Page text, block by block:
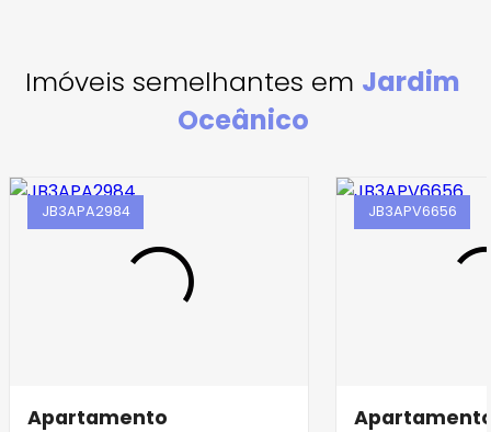
Imóveis semelhantes em Jardim
Oceânico
JB3APA2984
Apartamento
JB3APV6656